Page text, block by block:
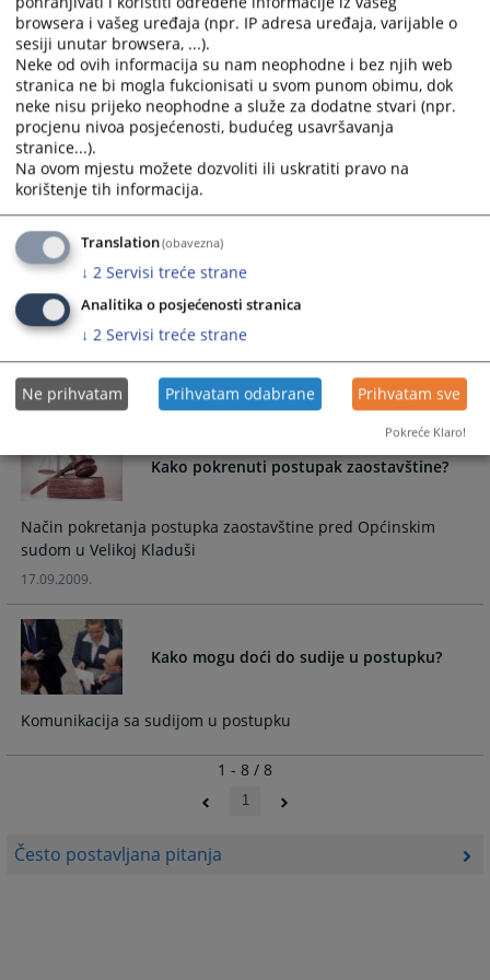
Često postavljana pitanja
Način sastavljanja testamenta (oporuke)
Kako pohraniti testament?
Način pohrane testamenta (suske oporuke) kod suda
Kako podnijeti zahtjev za pristup
Način podnošenja zahtjeva za pristup informacijama
Općinskom sudu u Velikoj Kladuši
17.09.2009.
Kako pokrenuti postupak zaostavštine?
Način pokretanja postupka zaostavštine pred Općinskim
sudom u Velikoj Kladuši
17.09.2009.
Kako mogu doći do sudije u postupku?
Komunikacija sa sudijom u postupku
1 - 8 / 8
1
browsera i vašeg uređaja (npr. IP adresa uređaja, varijable o
sesiji unutar browsera, ...).
Neke od ovih informacija su nam neophodne i bez njih web
stranica ne bi mogla fukcionisati u svom punom obimu, dok
neke nisu prijeko neophodne a služe za dodatne stvari (npr.
procjenu nivoa posjećenosti, budućeg usavršavanja
stranice...).
Na ovom mjestu možete dozvoliti ili uskratiti pravo na
korištenje tih informacija.
Translation(obavezna)
↓ 2 Servisi treće strane
Analitika o posjećenosti stranica
↓ 2 Servisi treće strane
Ne prihvatam Prihvatam odabrane Prihvatam sve
Pokreće Klaro!